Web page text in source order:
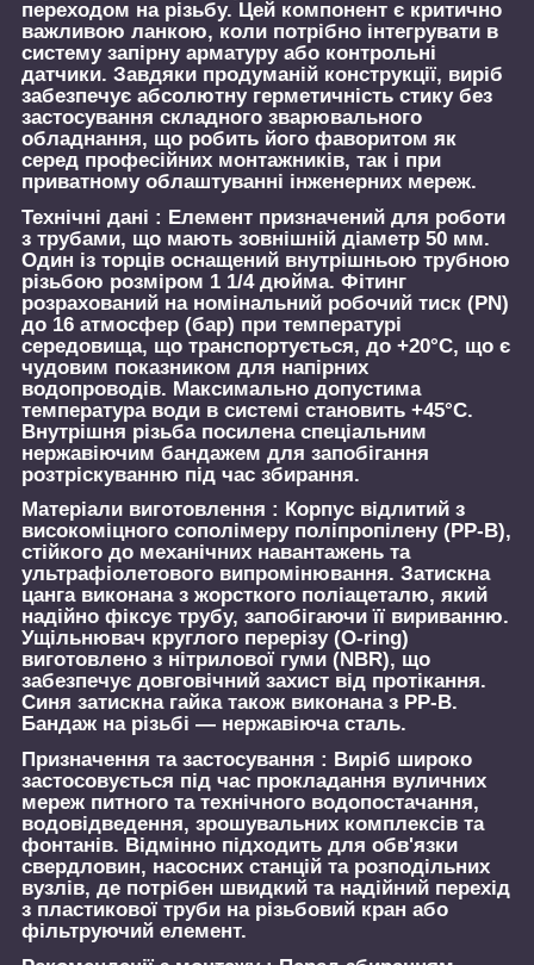
переходом на різьбу. Цей компонент є критично
важливою ланкою, коли потрібно інтегрувати в
систему запірну арматуру або контрольні
датчики. Завдяки продуманій конструкції, виріб
забезпечує абсолютну герметичність стику без
застосування складного зварювального
обладнання, що робить його фаворитом як
серед професійних монтажників, так і при
приватному облаштуванні інженерних мереж.
Технічні дані : Елемент призначений для роботи
з трубами, що мають зовнішній діаметр 50 мм.
Один із торців оснащений внутрішньою трубною
різьбою розміром 1 1/4 дюйма. Фітинг
розрахований на номінальний робочий тиск (PN)
до 16 атмосфер (бар) при температурі
середовища, що транспортується, до +20°C, що є
чудовим показником для напірних
водопроводів. Максимально допустима
температура води в системі становить +45°C.
Внутрішня різьба посилена спеціальним
нержавіючим бандажем для запобігання
розтріскуванню під час збирання.
Матеріали виготовлення : Корпус відлитий з
високоміцного сополімеру поліпропілену (PP-B),
стійкого до механічних навантажень та
ультрафіолетового випромінювання. Затискна
цанга виконана з жорсткого поліацеталю, який
надійно фіксує трубу, запобігаючи її вириванню.
Ущільнювач круглого перерізу (O-ring)
виготовлено з нітрилової гуми (NBR), що
забезпечує довговічний захист від протікання.
Синя затискна гайка також виконана з PP-B.
Бандаж на різьбі — нержавіюча сталь.
Призначення та застосування : Виріб широко
застосовується під час прокладання вуличних
мереж питного та технічного водопостачання,
водовідведення, зрошувальних комплексів та
фонтанів. Відмінно підходить для обв'язки
свердловин, насосних станцій та розподільних
вузлів, де потрібен швидкий та надійний перехід
з пластикової труби на різьбовий кран або
фільтруючий елемент.